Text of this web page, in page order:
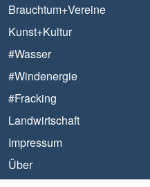
Brauchtum+Vereine
Kunst+Kultur
#Wasser
#Windenergie
#Fracking
Landwirtschaft
Impressum
Über